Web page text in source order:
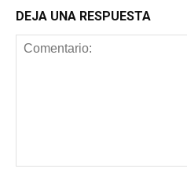
DEJA UNA RESPUESTA